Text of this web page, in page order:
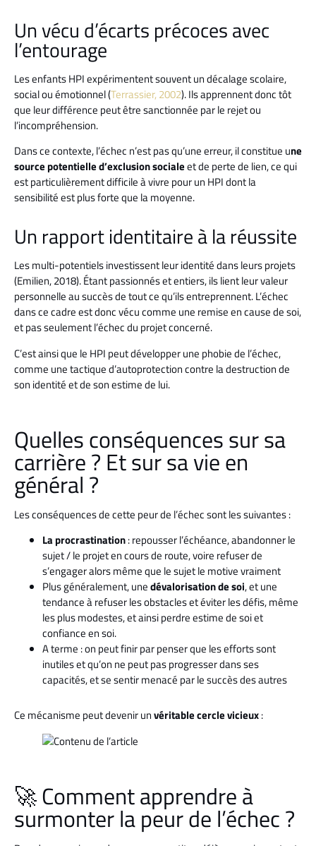
Un vécu d’écarts précoces avec
l’entourage
Les enfants HPI expérimentent souvent un décalage scolaire,
social ou émotionnel (Terrassier, 2002). Ils apprennent donc tôt
que leur différence peut être sanctionnée par le rejet ou
l’incompréhension.
Dans ce contexte, l’échec n’est pas qu’une erreur, il constitue une
source potentielle d’exclusion socialeet de perte de lien, ce qui
est particulièrement difficile à vivre pour un HPI dont la
sensibilité est plus forte que la moyenne.
Un rapport identitaire à la réussite
Les multi-potentiels investissent leur identité dans leurs projets
(Emilien, 2018).Étant passionnés et entiers, ils lient leur valeur
personnelle au succès de tout ce qu’ils entreprennent.L’échec
dans ce cadre est donc vécu comme une remise en cause de soi,
et pas seulement l’échec du projet concerné.
C’est ainsi que le HPI peut développer une phobie de l’échec,
comme une tactique d’autoprotection contre la destruction de
son identité et de son estime de lui.
Quelles conséquences sur sa
carrière ? Et sur sa vie en
général ?
Les conséquences de cette peur de l’échec sont les suivantes :
La procrastination: repousser l’échéance, abandonner le
sujet / le projet en cours de route, voire refuser de
s’engager alors même que le sujet le motive vraiment
Plus généralement, unedévalorisation de soi, et une
tendance à refuser les obstacles et éviter les défis, même
les plus modestes, et ainsi perdre estime de soi et
confiance en soi.
A terme : on peut finir par penser que les efforts sont
inutiles et qu’on ne peut pas progresser dans ses
capacités, et se sentir menacé par le succès des autres
Ce mécanisme peut devenir unvéritable cercle vicieux:
🚀 Comment apprendre à
surmonter la peur de l’échec ?